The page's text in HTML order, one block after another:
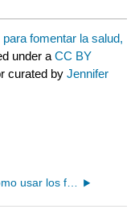
fomentar la salud,
under aCC BY
curated byJennifer
14.2: Como usar los factores ambientales para fomentar la salud, seguridad y nutrición de los niños